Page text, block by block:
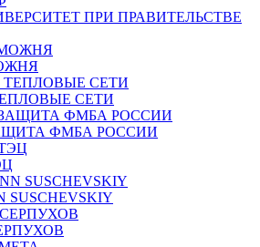
ПРИ ПРАВИТЕЛЬСТВЕ
СЕТИ
ФМБА РОССИИ
SUSCHEVSKIY